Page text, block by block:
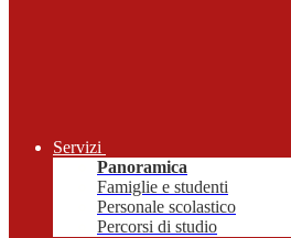
Servizi
Panoramica
Famiglie e studenti
Personale scolastico
Percorsi di studio